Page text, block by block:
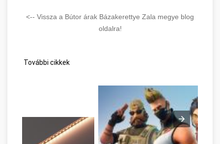
<-- Vissza a Bútor árak Bázakerettye Zala megye blog
oldalra!
További cikkek